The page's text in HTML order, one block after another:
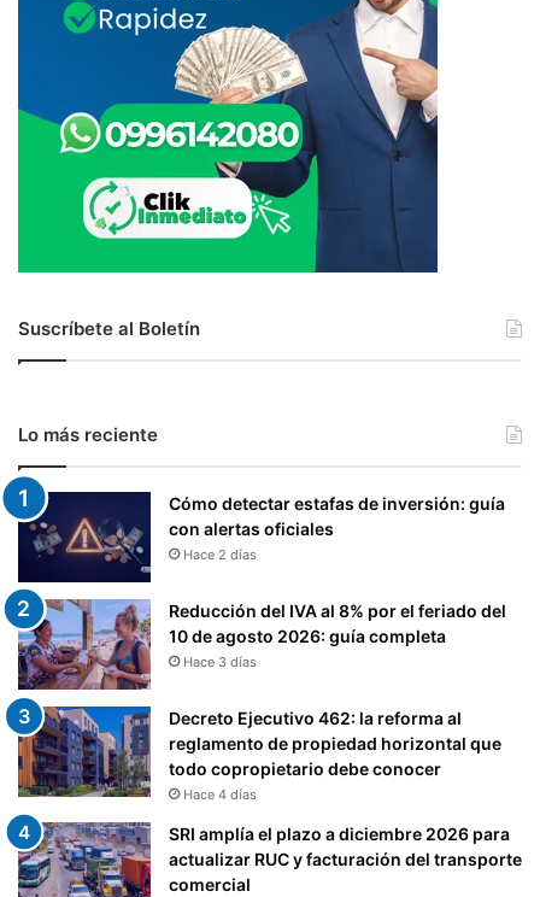
Suscríbete al Boletín
Lo más reciente
Cómo detectar estafas de inversión: guía
con alertas oficiales
Hace 2 días
Reducción del IVA al 8% por el feriado del
10 de agosto 2026: guía completa
Hace 3 días
Decreto Ejecutivo 462: la reforma al
reglamento de propiedad horizontal que
todo copropietario debe conocer
Hace 4 días
SRI amplía el plazo a diciembre 2026 para
actualizar RUC y facturación del transporte
comercial